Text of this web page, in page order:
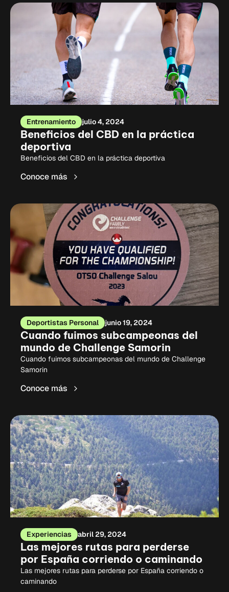
Entrenamiento julio 4, 2024
Beneficios del CBD en la práctica
deportiva
Beneficios del CBD en la práctica deportiva
Conoce más
Deportistas Personal junio 19, 2024
Cuando fuimos subcampeonas del
mundo de Challenge Samorin
Cuando fuimos subcampeonas del mundo de Challenge
Samorin
Conoce más
Experiencias abril 29, 2024
Las mejores rutas para perderse
por España corriendo o caminando
Las mejores rutas para perderse por España corriendo o
caminando